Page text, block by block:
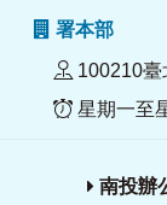
署本部
100210
星期一至
南投辦